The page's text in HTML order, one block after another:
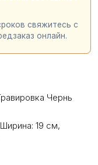
свяжитесь с
онлайн.
Чернь
Ширина: 19 см,